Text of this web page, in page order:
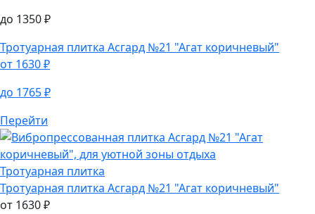
до 1350₽
Тротуарная плитка Асгард №21 "Агат коричневый"
от 1630₽
до 1765₽
Перейти
Тротуарная плитка
Тротуарная плитка Асгард №21 "Агат коричневый"
от 1630₽